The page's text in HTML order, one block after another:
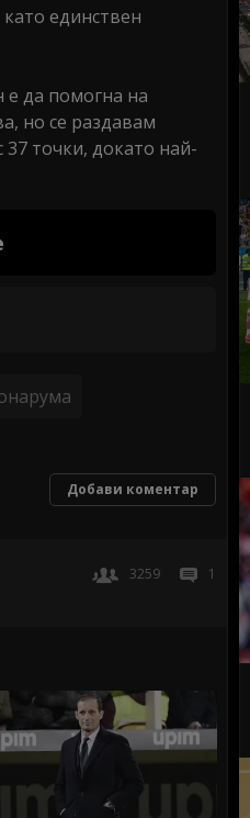
единствен
да помогна на
но се раздавам
точки, докато най-
Добави коментар
3259 1